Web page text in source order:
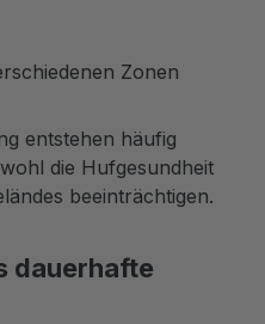
Zonen
entstehen häufig
die Hufgesundheit
beeinträchtigen.
dauerhafte